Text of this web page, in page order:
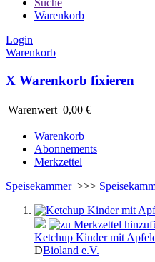
Suche
Warenkorb
Login
Warenkorb
X Warenkorb fixieren
Warenwert 0,00 €
Warenkorb
Abonnements
Merkzettel
Speisekammer >>>
Ketchup Kinder mit
DBioland e.V.